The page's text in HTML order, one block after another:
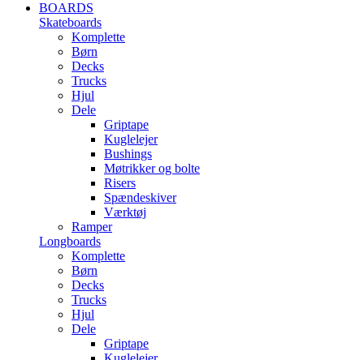
BOARDS
Skateboards
Komplette
Børn
Decks
Trucks
Hjul
Dele
Griptape
Kuglelejer
Bushings
Møtrikker og bolte
Risers
Spændeskiver
Værktøj
Ramper
Longboards
Komplette
Børn
Decks
Trucks
Hjul
Dele
Griptape